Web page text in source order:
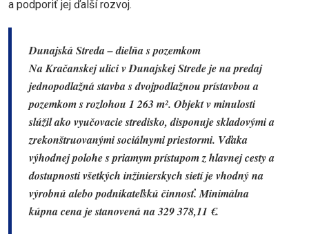
a podporiť jej ďalší rozvoj.
Dunajská Streda – dielňa s pozemkom
Na Kračanskej ulici v Dunajskej Strede je na predaj
jednopodlažná stavba s dvojpodlažnou prístavbou a
pozemkom s rozlohou 1 263 m². Objekt v minulosti
slúžil ako vyučovacie stredisko, disponuje skladovými a
zrekonštruovanými sociálnymi priestormi. Vďaka
výhodnej polohe s priamym prístupom z hlavnej cesty a
dostupnosti všetkých inžinierskych sietí je vhodný na
výrobnú alebo podnikateľskú činnosť. Minimálna
kúpna cena je stanovená na 329 378,11 €.